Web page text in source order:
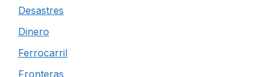
Desastres
Dinero
Ferrocarril
Fronteras